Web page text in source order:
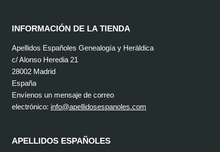
INFORMACIÓN DE LA TIENDA
Apellidos Españoles Genealogía y Heráldica
c/ Alonso Heredia 21
28002 Madrid
España
Envíenos un mensaje de correo
electrónico: info@apellidosespanoles.com
APELLIDOS ESPAÑOLES